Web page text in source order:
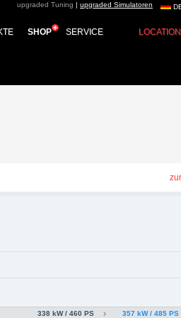
LOCATION
SERVICE
SHOP
upgraded Tuning | upgraded Simulatoren
357 kW / 485 PS
338 kW / 460 PS